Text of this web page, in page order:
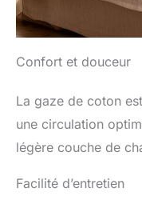
Confort et douceur
La gaze de coton
une circulation
légère couche de
Facilité d’entretien